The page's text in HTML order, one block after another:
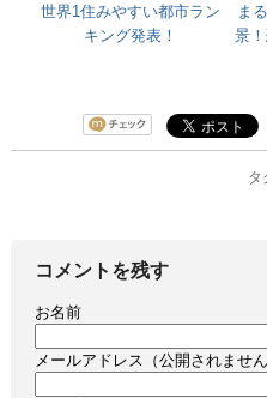
世界1住みやすい都市ラン
キング発表！
ま
景
タ
コメントを残す
お名前
メールアドレス（公開されませ